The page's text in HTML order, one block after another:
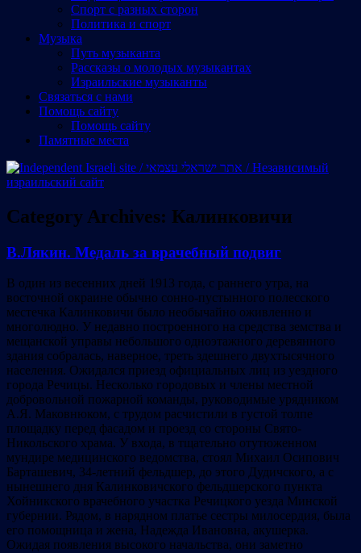
Спорт с разных сторон
Политика и спорт
Музыка
Путь музыканта
Рассказы о молодых музыкантах
Израильские музыканты
Cвязаться с нами
Помощь сайту
Помощь сайту
Памятные места
Category Archives: Калинковичи
В.Лякин. Медаль за врачебный подвиг
В один из весенних дней 1913 года, с раннего утра, на
восточной окраине обычно сонно-пустынного полесского
местечка Калинковичи было необычайно оживленно и
многолюдно. У недавно построенного на средства земства и
мещанской управы небольшого одноэтажного деревянного
здания собралась, наверное, треть здешнего двухтысячного
населения. Ожидался приезд официальных лиц из уездного
города Речицы. Несколько городовых и члены местной
добровольной пожарной команды, руководимые урядником
А.Я. Маковнюком, с трудом расчистили в густой толпе
площадку перед фасадом и проезд со стороны Свято-
Никольского храма. У входа, в тщательно отутюженном
мундире медицинского ведомства, стоял Михаил Осипович
Барташевич, 34-летний фельдшер, до этого Дудичского, а с
нынешнего дня Калинковичского фельдшерского пункта
Хойникского врачебного участка Речицкого уезда Минской
губернии. Рядом, в нарядном платье сестры милосердия, была
его помощница и жена, Надежда Ивановна, акушерка.
Ожидая появления высокого начальства, они заметно